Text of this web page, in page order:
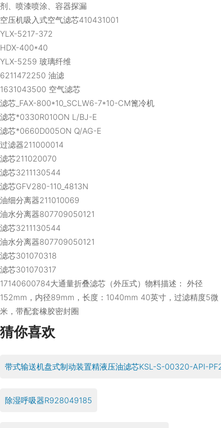
剂、喷漆喷涂、容器探漏
空压机吸入式空气滤芯410431001
YLX-5217-372
HDX-400*40
YLX-5259 玻璃纤维
6211472250 油滤
1631043500 空气滤芯
滤芯_FAX-800*10_SCLW6-7*10-CM篦冷机
滤芯*0330R010ON L/BJ-E
滤芯*0660D005ON Q/AG-E
过滤器211000014
滤芯211020070
滤芯3211130544
滤芯GFV280-110_4813N
油细分离器211010069
油水分离器807709050121
滤芯3211130544
油水分离器807709050121
滤芯301070318
滤芯301070317
17140600784大通量折叠滤芯（外压式）物料描述： 外径
152mm，内径89mm，长度：1040mm 40英寸，过滤精度5微
米，带配套橡胶密封圈
猜你喜欢
带式输送机盘式制动装置精液压油滤芯KSL-S-00320-API-
除湿呼吸器R928049185